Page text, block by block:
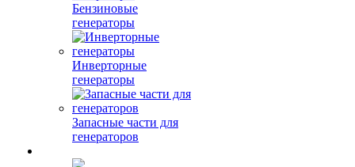
Бензиновые
генераторы
Инверторные
генераторы
Запасные части для
генераторов